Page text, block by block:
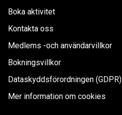
Boka aktivitet
Kontakta oss
Medlems -och användarvillkor
Bokningsvillkor
Dataskyddsförordningen (GDPR)
Mer information om cookies